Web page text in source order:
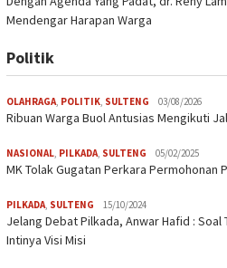
Mendengar Harapan Warga
Politik
OLAHRAGA, POLITIK, SULTENG 03/08/2026
Ribuan Warga Buol Antusias Mengikuti
NASIONAL, PILKADA, SULTENG 05/02/2025
MK Tolak Gugatan Perkara Permohonan
PILKADA, SULTENG 15/10/2024
Jelang Debat Pilkada, Anwar Hafid : Soal
Intinya Visi Misi